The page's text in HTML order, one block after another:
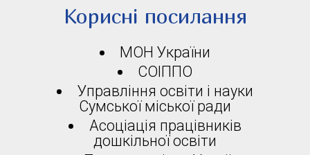
Корисні посилання
МОН України
СОІППО
Управління освіти і науки
Сумської міської ради
Асоціація працівників
дошкільної освіти